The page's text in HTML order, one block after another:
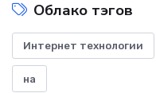
Облако тэгов
Интернет технологии
на